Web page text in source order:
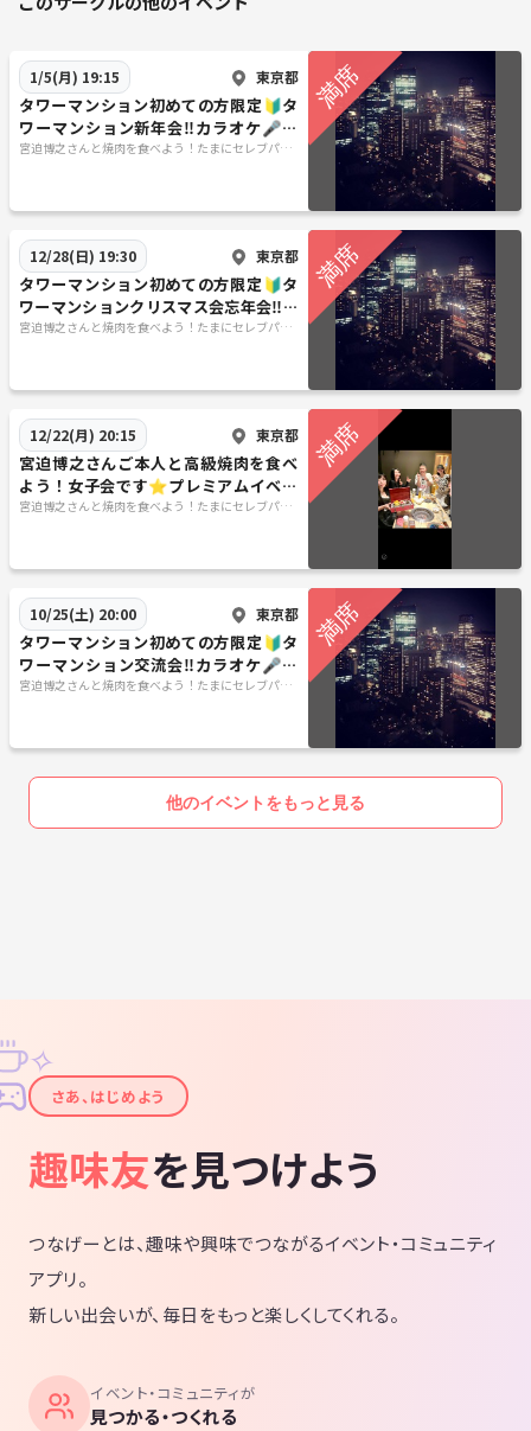
・出会い厨、ナンパ、嫌がらせ
・暴言、いじめ、泥酔、その他迷惑行為
・イベント中の写真や動画の無許可投稿
マナー違反やルールに従えない方は、以降の参加をお断りさせていただ
■主催自己紹介ー
性別は男性👨‍🍼年齢は、、お会いした時のお楽しみにw
現在東北で介護事業の会社の顧問をしております☺️
都内では、インスタグラマーとYouTuberとして活躍しております☺️
NPOとしてホームレスの炊き出しのお手伝いや保護猫を保護する活動を
しております
◆イベントへの想いー
人と人を繋ぎ、素敵な出会いや仲間づくりをサポートしたく、イベント
1/5(月) 19:15 東京都
タワーマンション初めての方限定🔰タ
ワーマンション新年会‼️カラオケ🎤も
できます 散歩ゆる散歩ボードゲーム
宮迫博之さんと焼肉を食べよう！たまにセレブパー
12/28(日) 19:30 東京都
タワーマンション初めての方限定🔰タ
ワーマンションクリスマス会忘年会‼️カ
ラオケ🎤もできます 散歩ゆる散歩ボー
宮迫博之さんと焼肉を食べよう！たまにセレブパー
12/22(月) 20:15 東京都
宮迫博之さんご本人と高級焼肉を食べ
よう！女子会です⭐︎プレミアムイベン
ト推し活
宮迫博之さんと焼肉を食べよう！たまにセレブパー
10/25(土) 20:00 東京都
タワーマンション初めての方限定🔰タ
ワーマンション交流会‼️カラオケ🎤も
できます☺️ 散策・散策ゆる散歩ボード
宮迫博之さんと焼肉を食べよう！たまにセレブパー
他のイベントをもっと見る
✦
✧
さあ、はじめよう
趣味友を見つけよう
つなげーとは、趣味や興味でつながるイベント・コミュニティ
アプリ。
新しい出会いが、毎日をもっと楽しくしてくれる。
イベント・コミュニティが
見つかる・つくれる